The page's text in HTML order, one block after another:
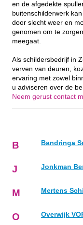
en de afgedekte
buitenschilderwerk
door slecht weer en
genomen om te
meegaat.
Als schildersbedrijf in
verven van deuren,
ervaring met zowel
u adviseren over de
Neem gerust contact
B Bandringa
J Jonkman
M Mertens
O Overwijk